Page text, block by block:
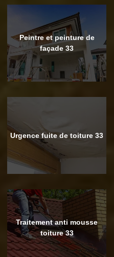
Peintre et peinture de
façade 33
Urgence fuite de toiture 33
Traitement anti mousse
toiture 33